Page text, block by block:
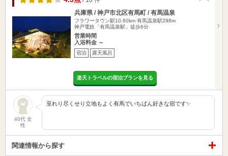
兵庫県 / 神戸市北区有馬町 / 有馬温泉
フラワータウン駅10.60km 有馬温泉駅298m
神戸電鉄「有馬温泉駅」徒歩6分
営業時間
入浴料金 ～
宿泊 露天風呂
楽天トラベルの宿泊プランを見る
40代 女
性
至れり尽くせり立地もよく有馬でいちばん好きな宿です✨
関連情報から探す